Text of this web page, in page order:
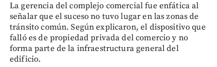
La gerencia del complejo comercial fue enfática al
señalar que el suceso no tuvo lugar en las zonas de
tránsito común. Según explicaron, el dispositivo que
falló es de propiedad privada del comercio y no
forma parte de la infraestructura general del
edificio.